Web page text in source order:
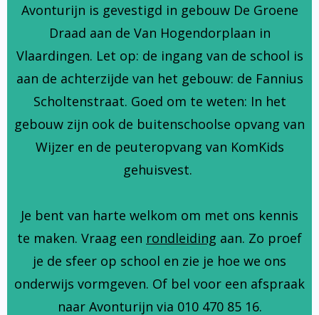
Avonturijn is gevestigd in gebouw De Groene
Draad aan de Van Hogendorplaan in
Vlaardingen. Let op: de ingang van de school is
aan de achterzijde van het gebouw: de Fannius
Scholtenstraat. Goed om te weten: In het
gebouw zijn ook de buitenschoolse opvang van
Wijzer en de peuteropvang van KomKids
gehuisvest.
Je bent van harte welkom om met ons kennis
te maken. Vraag een rondleiding aan. Zo proef
je de sfeer op school en zie je hoe we ons
onderwijs vormgeven. Of bel voor een afspraak
naar Avonturijn via 010 470 85 16.